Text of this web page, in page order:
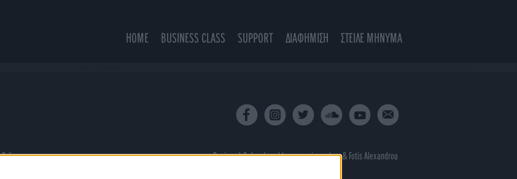
HOME BUSINESS CLASS SUPPORT ΔΙΑΦΗΜΙΣΗ ΣΤΕΙΛΕ ΜΗΝΥΜΑ
Designed & developed byporcupine colors& Fotis Alexandrou